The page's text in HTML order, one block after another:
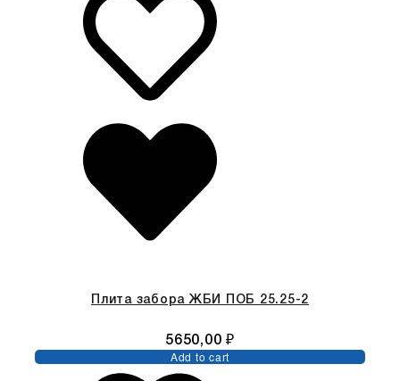
Плита забора ЖБИ ПОБ 25.25-2
5650,00₽
Add to cart